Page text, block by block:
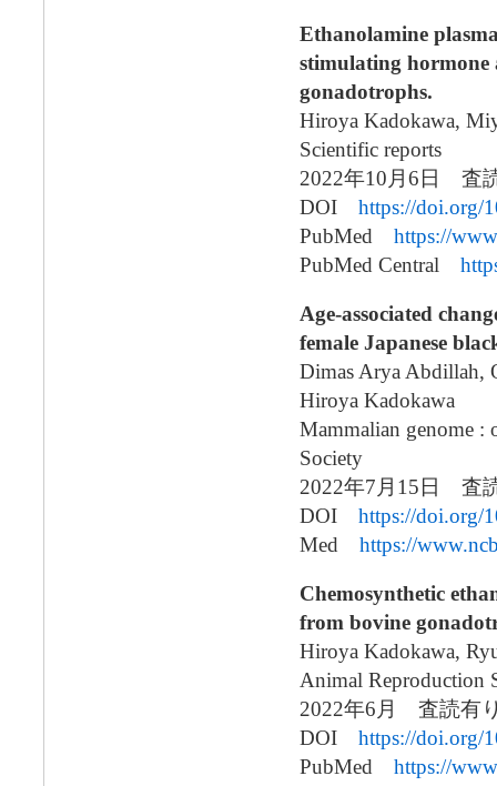
Ethanolamine
stimulating hormone
gonadotrophs.
Hiroya Kadokawa,
Scientific reports
2022年10月6日
DOI https://doi.org/
PubMed https://
PubMed Central
Age-associated
female Japanese
Dimas Arya Abdillah,
Hiroya Kadokawa
Mammalian genome :
Society
2022年7月15日
DOI https://doi.org/
Med https://
Chemosynthetic
from bovine
Hiroya Kadokawa,
Animal Reproduction
2022年6月 査読
DOI https://doi.org/
PubMed https://